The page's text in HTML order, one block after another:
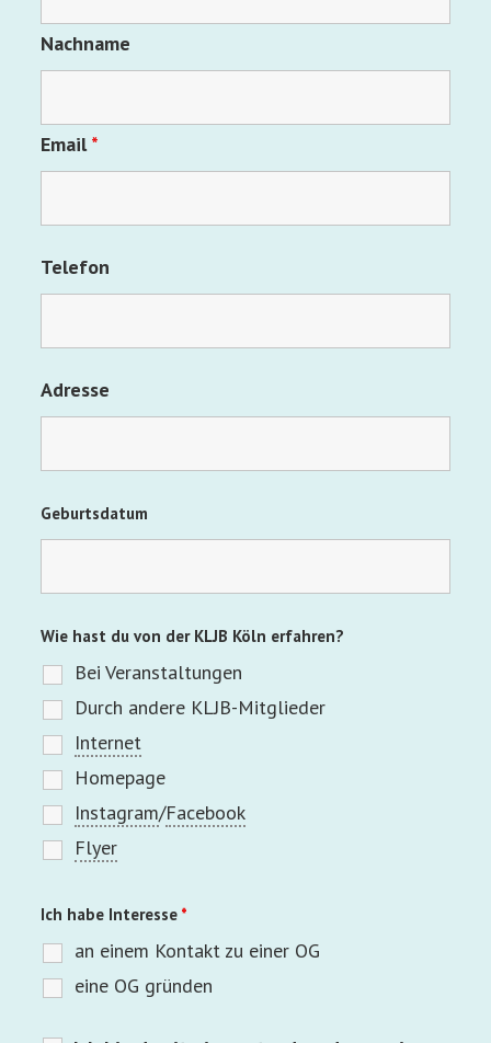
Nachname
Email*
Telefon
Adresse
Geburtsdatum
Wie hast du von der KLJB Köln erfahren?
Bei Veranstaltungen
Durch andere KLJB-Mitglieder
Internet
Homepage
Instagram/Facebook
Flyer
Ich habe Interesse *
an einem Kontakt zu einer OG
eine OG gründen